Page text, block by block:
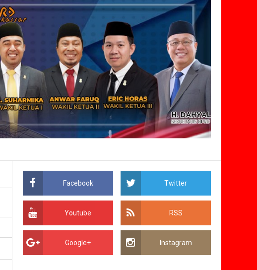
Facebook Twitter
Youtube RSS
Google+ Instagram